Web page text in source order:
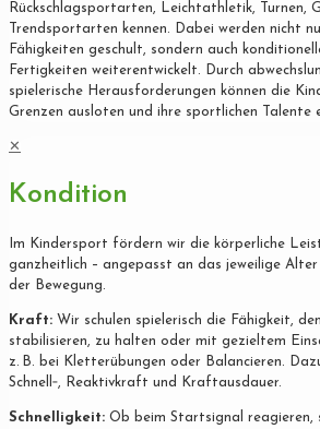
Rückschlagsportarten, Leichtathletik, Turnen,
Trendsportarten kennen. Dabei werden nicht
Fähigkeiten geschult, sondern auch
Fertigkeiten weiterentwickelt. Durch
spielerische Herausforderungen können die
Grenzen ausloten und ihre sportlichen Talente
✕
Kondition
Im Kindersport fördern wir die körperliche
ganzheitlich – angepasst an das jeweilige
der Bewegung.
Kraft: Wir schulen spielerisch die Fähigkeit,
stabilisieren, zu halten oder mit gezieltem
z. B. bei Kletterübungen oder Balancieren.
Schnell‐, Reaktivkraft und Kraftausdauer.
Schnelligkeit: Ob beim Startsignal reagieren,